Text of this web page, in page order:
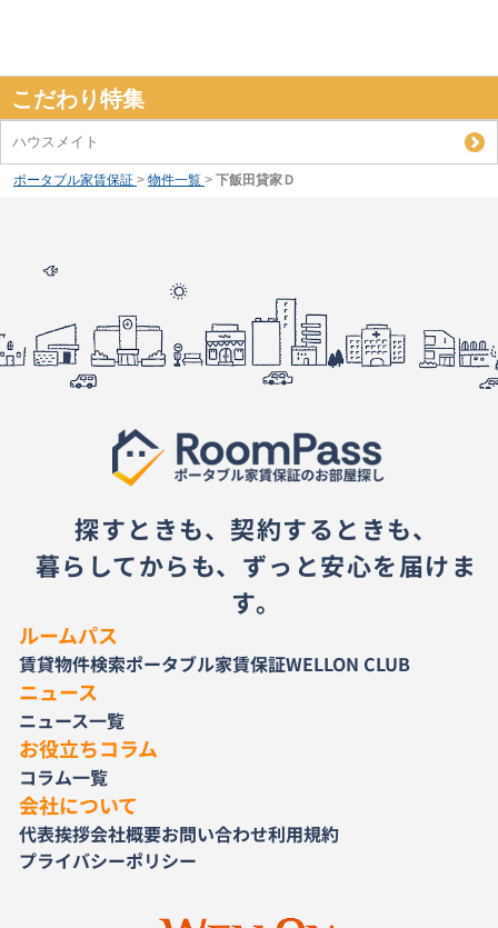
こだわり特集
ハウスメイト
ポータブル家賃保証 > 物件一覧 > 下飯田貸家Ｄ
探すときも、契約するときも、
暮らしてからも、ずっと安心を届けま
す。
ルームパス
賃貸物件検索ポータブル家賃保証WELLON CLUB
ニュース
ニュース一覧
お役立ちコラム
コラム一覧
会社について
代表挨拶会社概要お問い合わせ利用規約
プライバシーポリシー